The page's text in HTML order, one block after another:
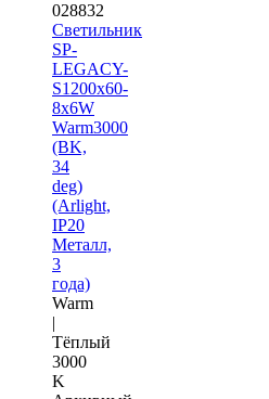
028832
Светильник
SP-
LEGACY-
S1200x60-
8x6W
Warm3000
(BK,
34
deg)
(Arlight,
IP20
Металл,
3
года)
Warm
|
Тёплый
3000
K